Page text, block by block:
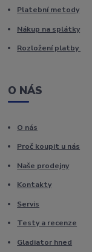
Platební metody
Nákup na splátky
Rozložení platby
O NÁS
O nás
Proč koupit u nás
Naše prodejny
Kontakty
Servis
Testy a recenze
Gladiator hned